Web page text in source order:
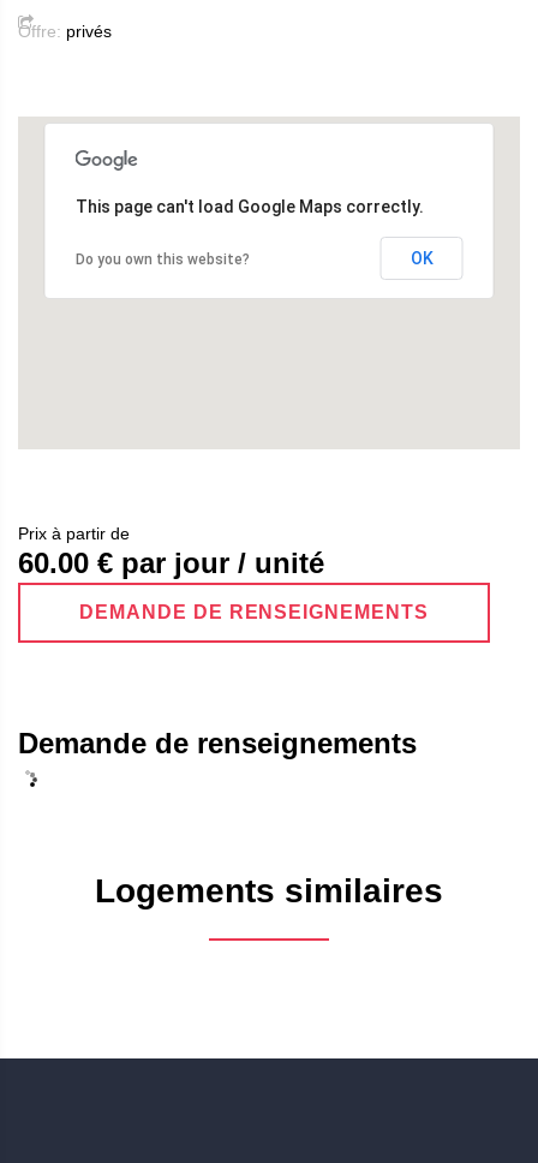
Offre: privés
This page can't load Google Maps correctly.
Do you own this website? OK
Prix ​​à partir de
60.00 € par jour / unité
DEMANDE DE RENSEIGNEMENTS
Demande de renseignements
Logements similaires